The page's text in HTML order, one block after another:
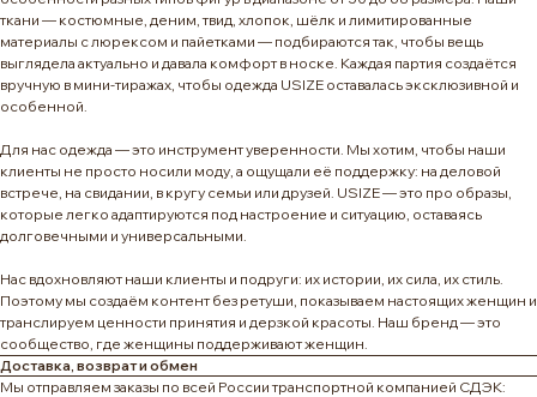
ткани — костюмные, деним, твид, хлопок, шёлк и лимитированные
материалы с люрексом и пайетками — подбираются так, чтобы вещь
выглядела актуально и давала комфорт в носке. Каждая партия создаётся
вручную в мини-тиражах, чтобы одежда USIZE оставалась эксклюзивной и
особенной.
Для нас одежда — это инструмент уверенности. Мы хотим, чтобы наши
клиенты не просто носили моду, а ощущали её поддержку: на деловой
встрече, на свидании, в кругу семьи или друзей. USIZE — это про образы,
которые легко адаптируются под настроение и ситуацию, оставаясь
долговечными и универсальными.
Нас вдохновляют наши клиенты и подруги: их истории, их сила, их стиль.
Поэтому мы создаём контент без ретуши, показываем настоящих женщин и
транслируем ценности принятия и дерзкой красоты. Наш бренд — это
сообщество, где женщины поддерживают женщин.
Доставка, возврат и обмен
Мы отправляем заказы по всей России транспортной компанией СДЭК: